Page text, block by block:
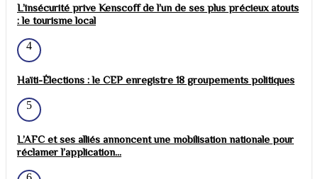
L’insécurité prive Kenscoff de l’un de ses plus précieux atouts
: le tourisme local
4
Haïti-Élections : le CEP enregistre 18 groupements politiques
5
L’AFC et ses alliés annoncent une mobilisation nationale pour
réclamer l’application...